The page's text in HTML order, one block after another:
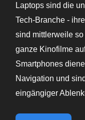
Laptops sind die
Tech-Branche -
sind mittlerweile
ganze Kinofilme
Smartphones
Navigation und
eingängiger